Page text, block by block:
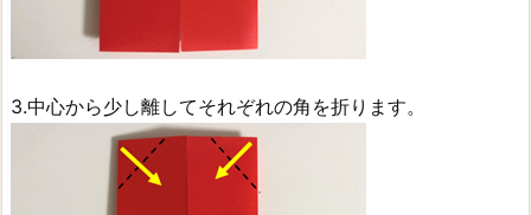
3.中心から少し離してそれぞれの角を折ります。